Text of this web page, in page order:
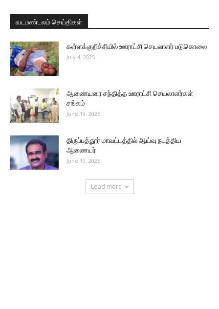
வடமண்டலம் செய்திகள்
கள்ளக்குறிச்சியில் ஊராட்சி செயலாளர் படுகொலை
July 4, 2025
ஆணையரை சந்தித்த ஊராட்சி செயலாளர்கள்
சங்கம்
June 19, 2025
திருப்பத்தூர் மாவட்டத்தில் ஆய்வு நடத்திய
ஆணையர்
June 19, 2025
Load more